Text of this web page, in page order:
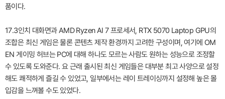
품이다.
17.3인치 대화면과 AMD Ryzen AI 7 프로세서, RTX 5070 Laptop GPU의
조합은 최신 게임은 물론 콘텐츠 제작 환경까지 고려한 구성이며, 여기에 OM
EN 게이밍 허브는 PC에 대해 하나도 모르는 사람도 원하는 성능으로 조정할
수 있도록 도와준다. 요 근래 출시된 최신 게임들은 대부분 최고 사양으로 설정
해도 쾌적하게 즐길 수 있었고, 일부에서는 레이 트레이싱까지 설정해 높은 몰
입감을 느껴볼 수도 있었다.